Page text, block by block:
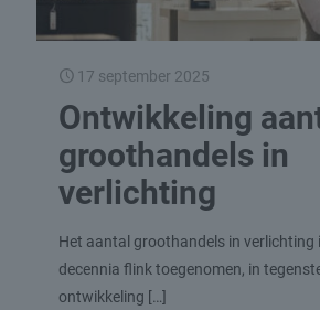
17 september 2025
Ontwikkeling
groothandels in
verlichting
Het aantal groothandels in verlichting
decennia flink toegenomen, in
ontwikkeling […]